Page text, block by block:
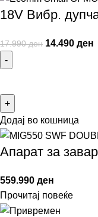
18V Вибр.
17.990ден 14.490 ден
Додај во кошница
Апарат за
559.990 ден
Прочитај повеќе